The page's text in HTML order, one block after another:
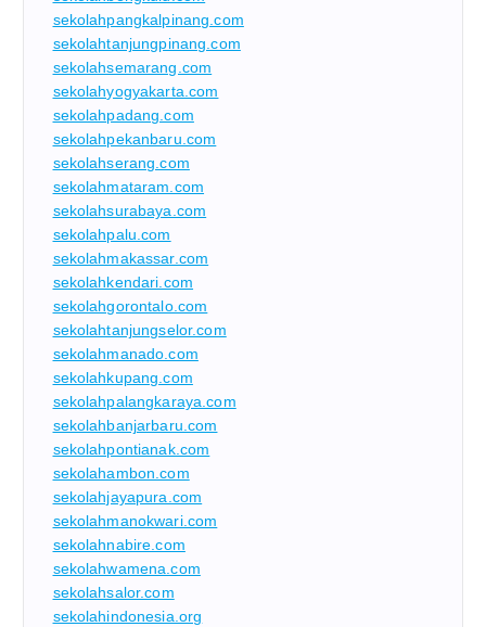
sekolahpangkalpinang.com
sekolahtanjungpinang.com
sekolahsemarang.com
sekolahyogyakarta.com
sekolahpadang.com
sekolahpekanbaru.com
sekolahserang.com
sekolahmataram.com
sekolahsurabaya.com
sekolahpalu.com
sekolahmakassar.com
sekolahkendari.com
sekolahgorontalo.com
sekolahtanjungselor.com
sekolahmanado.com
sekolahkupang.com
sekolahpalangkaraya.com
sekolahbanjarbaru.com
sekolahpontianak.com
sekolahambon.com
sekolahjayapura.com
sekolahmanokwari.com
sekolahnabire.com
sekolahwamena.com
sekolahsalor.com
sekolahindonesia.org